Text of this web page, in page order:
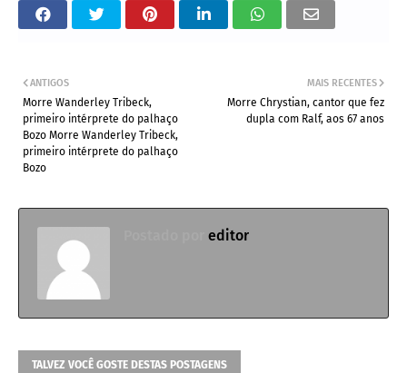
MAIS RECENTES
Morre Chrystian, cantor que fez
dupla com Ralf, aos 67 anos
ANTIGOS
Morre Wanderley Tribeck,
primeiro intérprete do palhaço
Bozo Morre Wanderley Tribeck,
primeiro intérprete do palhaço
Bozo
editor
TALVEZ VOCÊ GOSTE DESTAS POSTAGENS